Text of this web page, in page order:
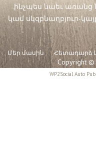
ինչպես նաեւ առանց
կամ սկզբնաղբյուր-
Մեր մասին Հետադարձ
Copyright ©
WP2Social Auto